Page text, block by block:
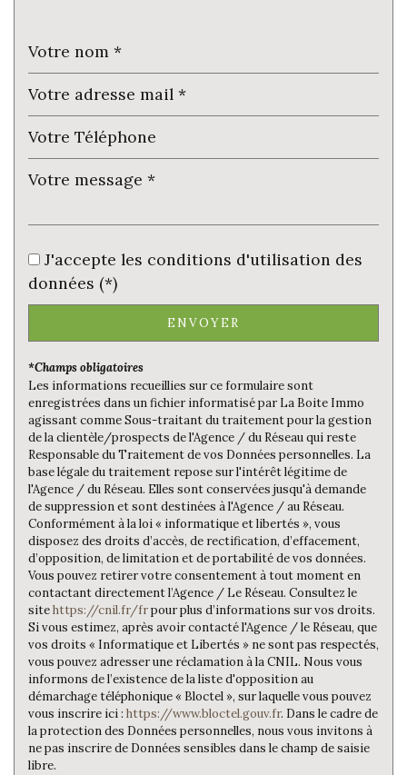
Habitants de moins de 25 ans
Habitants de 25 à 55 ans
31,36 %
Habitants de plus de 55 ans
Nombre d'enfants par famille
Familles sans enfant
57,89 %
Familles avec 1 ou 2 enfants
Familles avec 3 enfants
J'accepte les conditions d'utilisation des
données (*)
ENVOYER
*Champs obligatoires
Les informations recueillies sur ce formulaire sont
enregistrées dans un fichier informatisé par La Boite Immo
agissant comme Sous-traitant du traitement pour la gestion
de la clientèle/prospects de l'Agence / du Réseau qui reste
Responsable du Traitement de vos Données personnelles. La
base légale du traitement repose sur l'intérêt légitime de
l'Agence / du Réseau. Elles sont conservées jusqu'à demande
de suppression et sont destinées à l'Agence / au Réseau.
Conformément à la loi « informatique et libertés », vous
disposez des droits d’accès, de rectification, d’effacement,
d’opposition, de limitation et de portabilité de vos données.
Vous pouvez retirer votre consentement à tout moment en
contactant directement l’Agence / Le Réseau. Consultez le
sitehttps://cnil.fr/frpour plus d’informations sur vos droits.
Si vous estimez, après avoir contacté l'Agence / le Réseau, que
vos droits « Informatique et Libertés » ne sont pas respectés,
vous pouvez adresser une réclamation à la CNIL. Nous vous
informons de l’existence de la liste d'opposition au
démarchage téléphonique « Bloctel », sur laquelle vous pouvez
vous inscrire ici : https://www.bloctel.gouv.fr. Dans le cadre de
la protection des Données personnelles, nous vous invitons à
ne pas inscrire de Données sensibles dans le champ de saisie
libre.